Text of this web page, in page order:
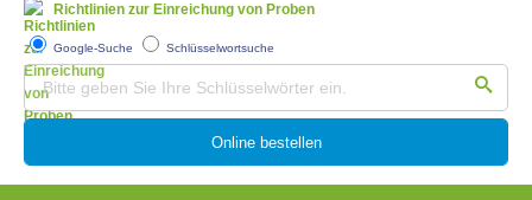
Richtlinien zur Einreichung von Proben
Google-Suche Schlüsselwortsuche
Online bestellen